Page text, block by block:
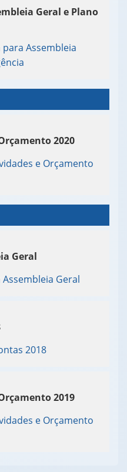
Geral e Plano
Assembleia
2020
e Orçamento
Geral
Geral
2018
2019
e Orçamento